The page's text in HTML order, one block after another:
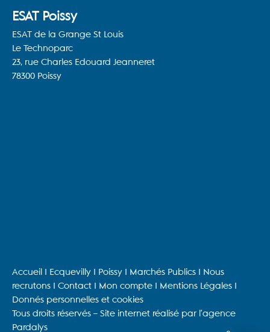
ESAT Poissy
ESAT de la Grange St Louis
Le Technoparc
23, rue Charles Edouard Jeanneret
78300 Poissy
Accueil Ecquevilly Poissy Marchés Publics I Nous
recrutons IContact I Mon compte I Mentions Légales I
Donnés personnelles et cookies
Tous droits réservés – Site internet réalisé par l’agence
Pardalys